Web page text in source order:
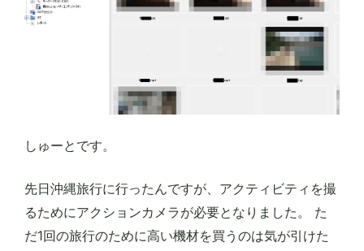
しゅーとです。
先日沖縄旅行に行ったんですが、アクティビティを撮
るためにアクションカメラが必要となりました。 た
だ1回の旅行のために高い機材を買うのは気が引けた